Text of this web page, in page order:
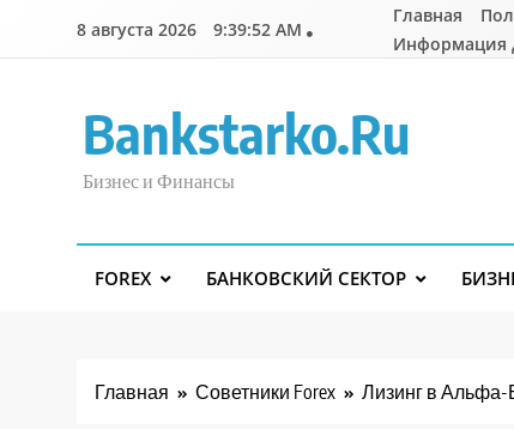
8 августа 2026 9:39:53 AM
Главная
Информация
Bankstarko.ru
Бизнес и Финансы
FOREX БАНКОВСКИЙ СЕКТОР
Главная Советники Forex Лизинг в Альфа-